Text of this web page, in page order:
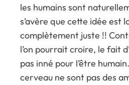
les humains sont
s’avère que cette idée est
complètement juste !!
l’on pourrait croire, le fait
pas inné pour l’être
cerveau ne sont pas des